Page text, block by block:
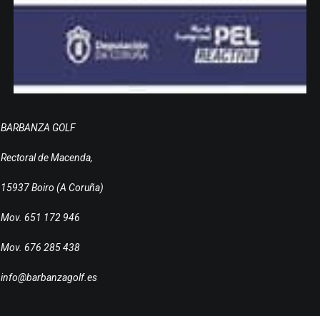
BARBANZA GOLF
Rectoral de Macenda,
15937 Boiro (A Coruña)
Mov. 651 172 946
Mov. 676 285 438
info@barbanzagolf.es